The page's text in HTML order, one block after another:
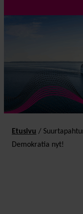
Etusivu /
Demokratia nyt!